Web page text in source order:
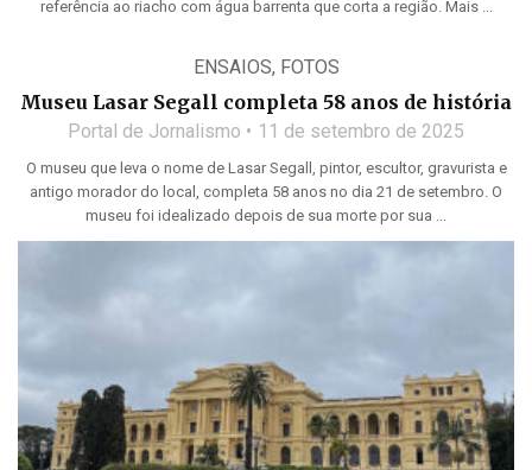
referência ao riacho com água barrenta que corta a região. Mais ...
ENSAIOS, FOTOS
Museu Lasar Segall completa 58 anos de história
Portal de Jornalismo 11 de setembro de 2025
O museu que leva o nome de Lasar Segall, pintor, escultor, gravurista e
antigo morador do local, completa 58 anos no dia 21 de setembro. O
museu foi idealizado depois de sua morte por sua ...